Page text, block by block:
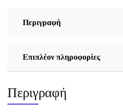
Περιγραφή
Επιπλέον πληροφορίες
Περιγραφή